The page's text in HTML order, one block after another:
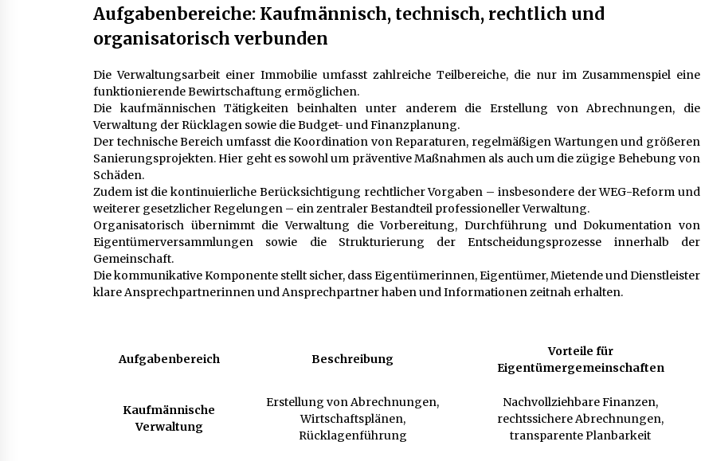
Aufgabenbereiche: Kaufmännisch, technisch, rechtlich und
organisatorisch verbunden
Die Verwaltungsarbeit einer Immobilie umfasst zahlreiche Teilbereiche, die nur im Zusammenspiel eine
funktionierende Bewirtschaftung ermöglichen.
Die kaufmännischen Tätigkeiten beinhalten unter anderem die Erstellung von Abrechnungen, die
Verwaltung der Rücklagen sowie die Budget- und Finanzplanung.
Der technische Bereich umfasst die Koordination von Reparaturen, regelmäßigen Wartungen und größeren
Sanierungsprojekten. Hier geht es sowohl um präventive Maßnahmen als auch um die zügige Behebung von
Schäden.
Zudem ist die kontinuierliche Berücksichtigung rechtlicher Vorgaben – insbesondere der WEG-Reform und
weiterer gesetzlicher Regelungen – ein zentraler Bestandteil professioneller Verwaltung.
Organisatorisch übernimmt die Verwaltung die Vorbereitung, Durchführung und Dokumentation von
Eigentümerversammlungen sowie die Strukturierung der Entscheidungsprozesse innerhalb der
Gemeinschaft.
Die kommunikative Komponente stellt sicher, dass Eigentümerinnen, Eigentümer, Mietende und Dienstleister
klare Ansprechpartnerinnen und Ansprechpartner haben und Informationen zeitnah erhalten.
Aufgabenbereich Beschreibung
Vorteile für
Eigentümergemeinschaften
Kaufmännische
Verwaltung
Erstellung von Abrechnungen,
Wirtschaftsplänen,
Rücklagenführung
Nachvollziehbare Finanzen,
rechtssichere Abrechnungen,
transparente Planbarkeit